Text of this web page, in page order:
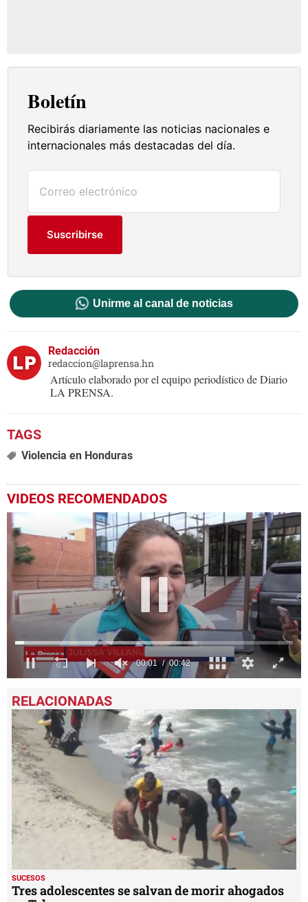
Boletín
Recibirás diariamente las noticias nacionales e
internacionales más destacadas del día.
Suscribirse
Unirme al canal de noticias
Redacción
redaccion@laprensa.hn
Artículo elaborado por el equipo periodístico de Diario
LA PRENSA.
Violencia en Honduras
VIDEOS RECOMENDADOS
seconds
of
42
seconds
SUCESOS
Tres adolescentes se salvan de morir ahogados